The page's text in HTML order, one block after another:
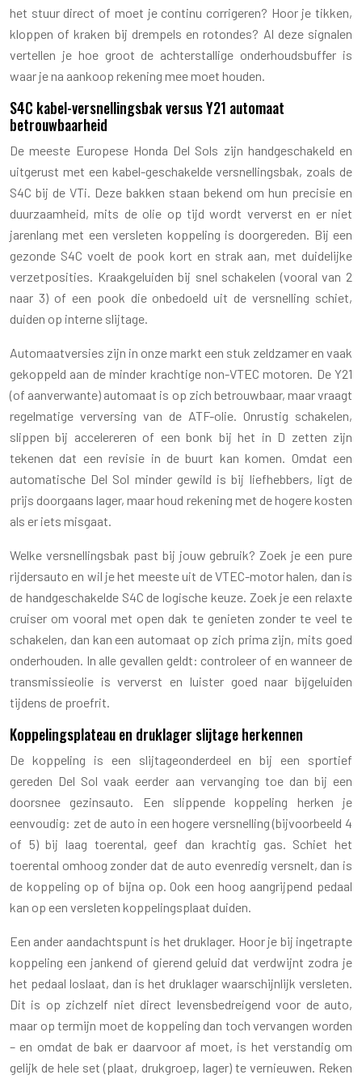
het stuur direct of moet je continu corrigeren? Hoor je tikken,
kloppen of kraken bij drempels en rotondes? Al deze signalen
vertellen je hoe groot de achterstallige onderhoudsbuffer is
waar je na aankoop rekening mee moet houden.
S4C kabel-versnellingsbak versus Y21 automaat
betrouwbaarheid
De meeste Europese Honda Del Sols zijn handgeschakeld en
uitgerust met een kabel-geschakelde versnellingsbak, zoals de
S4C bij de VTi. Deze bakken staan bekend om hun precisie en
duurzaamheid, mits de olie op tijd wordt ververst en er niet
jarenlang met een versleten koppeling is doorgereden. Bij een
gezonde S4C voelt de pook kort en strak aan, met duidelijke
verzetposities. Kraakgeluiden bij snel schakelen (vooral van 2
naar 3) of een pook die onbedoeld uit de versnelling schiet,
duiden op interne slijtage.
Automaatversies zijn in onze markt een stuk zeldzamer en vaak
gekoppeld aan de minder krachtige non-VTEC motoren. De Y21
(of aanverwante) automaat is op zich betrouwbaar, maar vraagt
regelmatige verversing van de ATF-olie. Onrustig schakelen,
slippen bij accelereren of een bonk bij het in D zetten zijn
tekenen dat een revisie in de buurt kan komen. Omdat een
automatische Del Sol minder gewild is bij liefhebbers, ligt de
prijs doorgaans lager, maar houd rekening met de hogere kosten
als er iets misgaat.
Welke versnellingsbak past bij jouw gebruik? Zoek je een pure
rijdersauto en wil je het meeste uit de VTEC-motor halen, dan is
de handgeschakelde S4C de logische keuze. Zoek je een relaxte
cruiser om vooral met open dak te genieten zonder te veel te
schakelen, dan kan een automaat op zich prima zijn, mits goed
onderhouden. In alle gevallen geldt: controleer of en wanneer de
transmissieolie is ververst en luister goed naar bijgeluiden
tijdens de proefrit.
Koppelingsplateau en druklager slijtage herkennen
De koppeling is een slijtageonderdeel en bij een sportief
gereden Del Sol vaak eerder aan vervanging toe dan bij een
doorsnee gezinsauto. Een slippende koppeling herken je
eenvoudig: zet de auto in een hogere versnelling (bijvoorbeeld 4
of 5) bij laag toerental, geef dan krachtig gas. Schiet het
toerental omhoog zonder dat de auto evenredig versnelt, dan is
de koppeling op of bijna op. Ook een hoog aangrijpend pedaal
kan op een versleten koppelingsplaat duiden.
Een ander aandachtspunt is het druklager. Hoor je bij ingetrapte
koppeling een jankend of gierend geluid dat verdwijnt zodra je
het pedaal loslaat, dan is het druklager waarschijnlijk versleten.
Dit is op zichzelf niet direct levensbedreigend voor de auto,
maar op termijn moet de koppeling dan toch vervangen worden
– en omdat de bak er daarvoor af moet, is het verstandig om
gelijk de hele set (plaat, drukgroep, lager) te vernieuwen. Reken